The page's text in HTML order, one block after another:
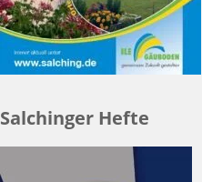
Salchinger Hefte